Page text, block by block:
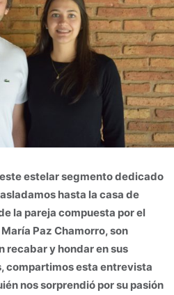
estelar segmento dedicado
hasta la casa de
la pareja compuesta por el
Paz Chamorro, son
recabar y hondar en sus
compartimos esta entrevista
nos sorprendió por su pasión